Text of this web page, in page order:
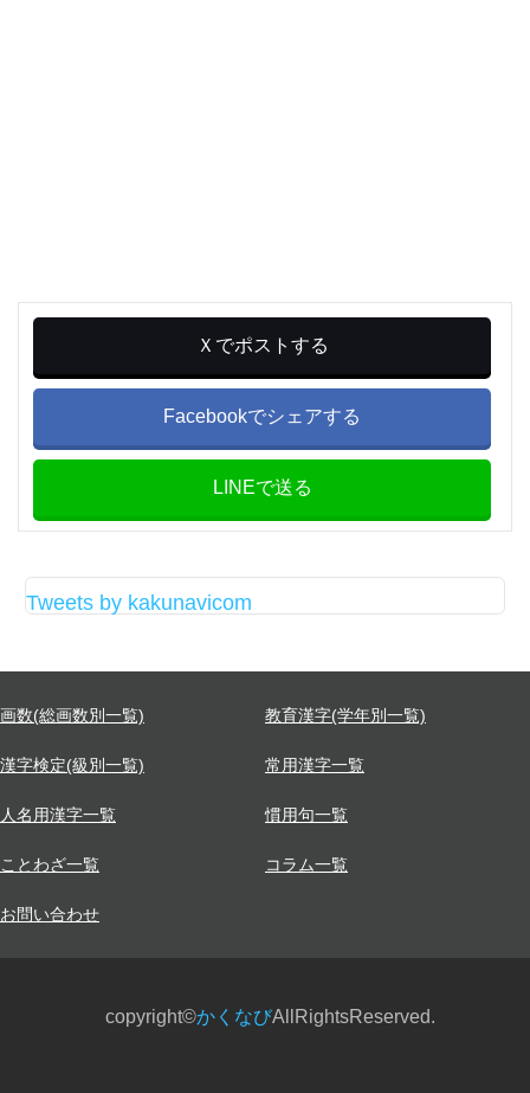
Ｘでポストする
Facebookでシェアする
LINEで送る
Tweets by kakunavicom
画数(総画数別一覧) 教育漢字(学年別一覧)
漢字検定(級別一覧) 常用漢字一覧
人名用漢字一覧 慣用句一覧
ことわざ一覧 コラム一覧
お問い合わせ
copyright©かくなびAllRightsReserved.